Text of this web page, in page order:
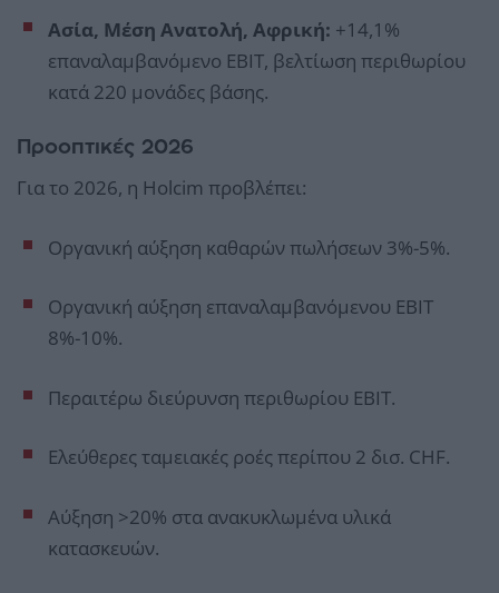
Ασία, Μέση Ανατολή, Αφρική: +14,1%
επαναλαμβανόμενο EBIT, βελτίωση περιθωρίου
κατά 220 μονάδες βάσης.
Προοπτικές 2026
Για το 2026, η Holcim προβλέπει:
Οργανική αύξηση καθαρών πωλήσεων 3%-5%.
Οργανική αύξηση επαναλαμβανόμενου EBIT
8%-10%.
Περαιτέρω διεύρυνση περιθωρίου EBIT.
Ελεύθερες ταμειακές ροές περίπου 2 δισ. CHF.
Αύξηση >20% στα ανακυκλωμένα υλικά
κατασκευών.